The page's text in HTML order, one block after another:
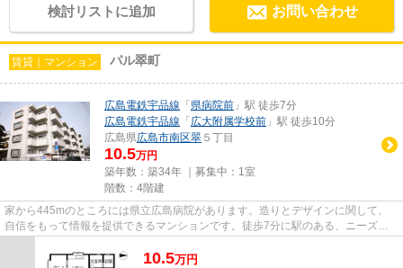
検討リストに追加 お問い合わせ
賃貸｜マンション パル翠町
広島電鉄宇品線 「県病院前 」駅 徒歩7分
広島電鉄宇品線 「広大附属学校前 」駅 徒歩10分
広島県広島市南区翠 ５丁目
10.5万円
築年数：築34年 ｜募集中： 1室
階数：4階建
家から445mのところには県立広島病院があります。造りとデザインに関して、
自信をもって情報を提供できるマンションです。徒歩7分に駅のある、ニーズの
高い物件です。お客様の多種多様...
10.5万円